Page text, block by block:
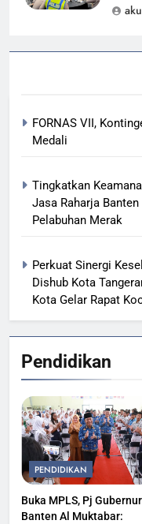
FORNAS VII,
Medali
Tingkatkan
Jasa Raharja
Pelabuhan Merak
Perkuat Sinergi
Dishub Kota
Kota Gelar Rapat
Pendidikan
PENDIDIKAN
Buka MPLS, Pj Gubernur
Banten Al Muktabar: